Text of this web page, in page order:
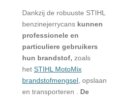
Dankzij de robuuste STIHL
benzinejerrycans kunnen
professionele en
particuliere gebruikers
hun brandstof, zoals
het STIHL MotoMix
brandstofmengsel, opslaan
en transporteren .
De